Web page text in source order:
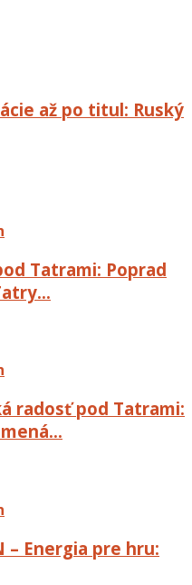
až po titul: Ruský
Tatrami: Poprad
radosť pod Tatrami:
– Energia pre hru: